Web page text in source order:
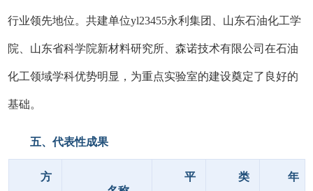
行业领先地位。共建单位yl23455永利集团、山东石油化工学
院、山东省科学院新材料研究所、森诺技术有限公司在石油
化工领域学科优势明显，为重点实验室的建设奠定了良好的
基础。
五、代表性成果
方 平 类 年